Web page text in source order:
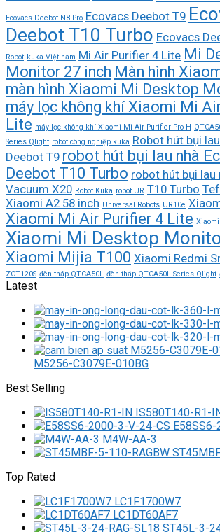
Ecovacs Deebot N8 Pro Ecovacs Deebot T9
Deebot T10 Turbo Ecovacs
Robot kuka Việt nam Mi Air Purifier 4 Lite Mi
Monitor 27 inch Màn hình
màn hình Xiaomi Mi Desktop
máy lọc không khí Xiaomi Mi
Lite máy lọc không khí Xiaomi Mi Air Purifier Pro H
Series Qlight robot công nghiệp kuka Robot hút bụi
Deebot T9 robot hút bụi lau nhà
Deebot T10 Turbo robot hút bụi lau
Vacuum X20 Robot Kuka robot UR T10 Turbo
Xiaomi A2 58 inch Universal Robots UR10e
Xiaomi Mi Air Purifier 4 Lite
Xiaomi Mi Desktop
Xiaomi Mijia T100 Xiaomi Redmi
ZCT120S đèn tháp QTCA50L đèn tháp QTCA50L Series Qlight
Latest
M5256-C3079E-010BG
Best Selling
IS580T140-R1-
M4W-AA-3
Top Rated
LC1F1700W7
LC1DT60AF7
ST45L-3-